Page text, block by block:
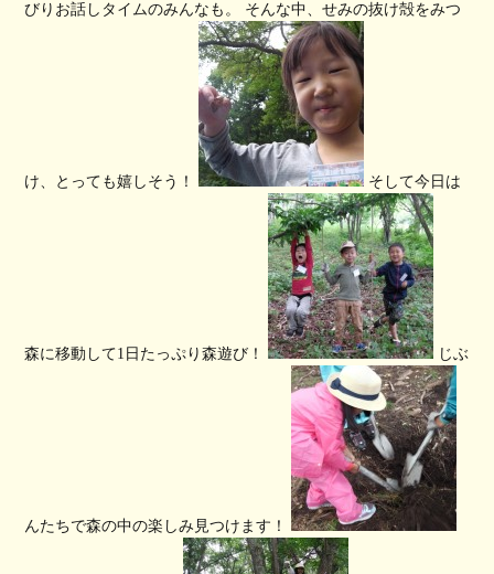
びりお話しタイムのみんなも。 そんな中、せみの抜け殻をみつ
け、とっても嬉しそう！ そして今日は
森に移動して1日たっぷり森遊び！ じぶ
んたちで森の中の楽しみ見つけます！